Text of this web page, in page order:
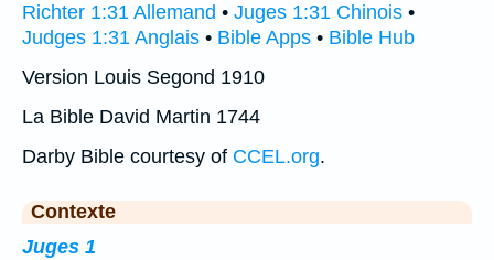
Richter 1:31 Allemand • Juges 1:31 Chinois •
Judges 1:31 Anglais • Bible Apps • Bible Hub
Version Louis Segond 1910
La Bible David Martin 1744
Darby Bible courtesy of CCEL.org.
Contexte
Juges 1